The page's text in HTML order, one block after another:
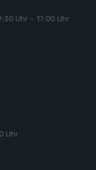
Uhr – 17:00 Uhr
Uhr